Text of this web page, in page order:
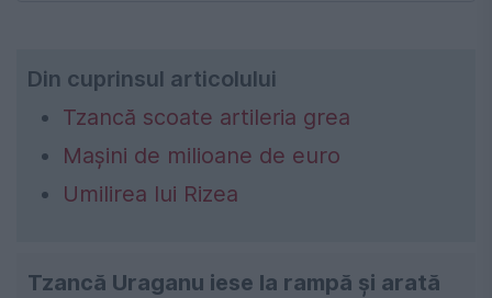
Din cuprinsul articolului
Tzancă scoate artileria grea
Mașini de milioane de euro
Umilirea lui Rizea
Tzancă Uraganu iese la rampă și arată